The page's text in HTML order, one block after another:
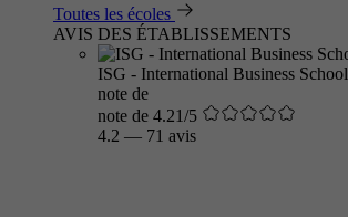
Toutes les écoles
AVIS DES ÉTABLISSEMENTS
ISG - International Business School
note de
note de 4.21/5
4.2 — 71 avis